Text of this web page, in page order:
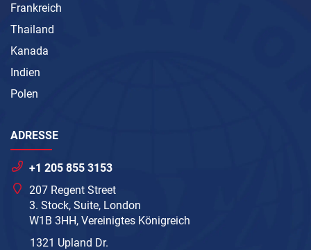
Frankreich
Thailand
Kanada
Indien
Polen
ADRESSE
+1 205 855 3153
207 Regent Street
3. Stock, Suite, London
W1B 3HH, Vereinigtes Königreich
1321 Upland Dr.